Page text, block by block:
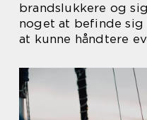
brandslukkere og
noget at befinde sig
at kunne håndtere